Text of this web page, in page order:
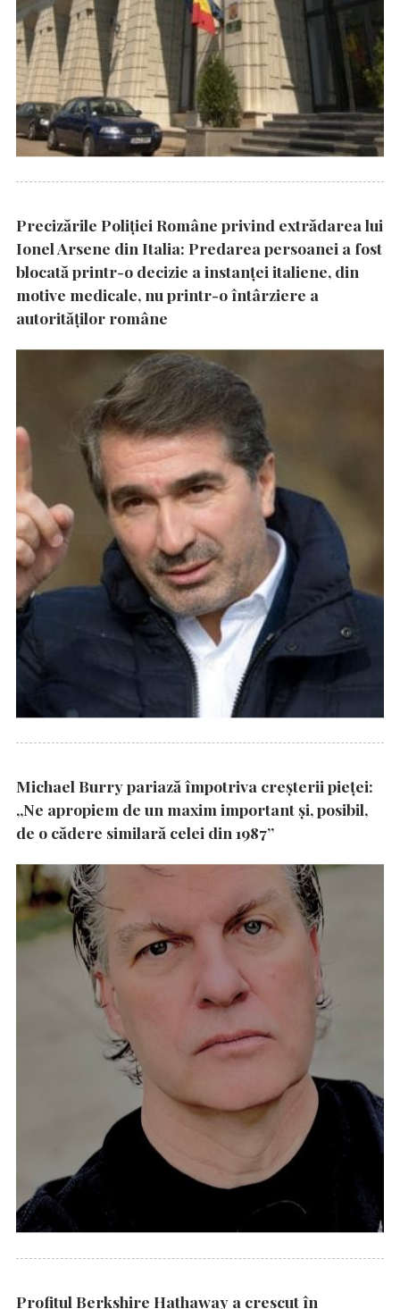
Precizările Poliţiei Române privind extrădarea lui
Ionel Arsene din Italia: Predarea persoanei a fost
blocată printr-o decizie a instanţei italiene, din
motive medicale, nu printr-o întârziere a
autorităţilor române
Michael Burry pariază împotriva creșterii pieței:
„Ne apropiem de un maxim important și, posibil,
de o cădere similară celei din 1987”
Profitul Berkshire Hathaway a crescut în